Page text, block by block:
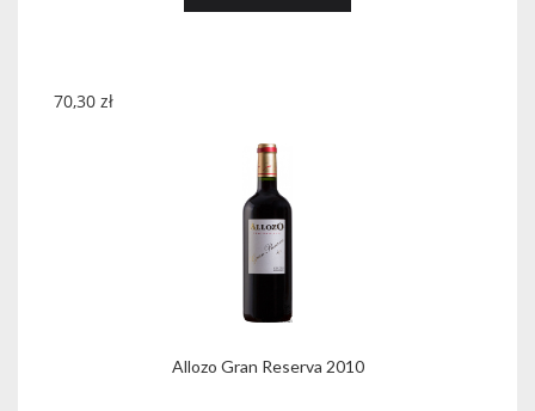
Allozo Gran Reserva 2010
70,30 zł